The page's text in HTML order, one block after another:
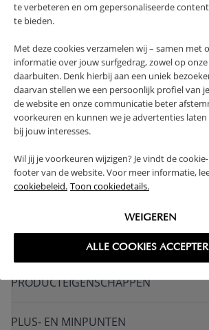
te verbeteren en om gepersonaliseerde
te bieden.
Met deze cookies verzamelen wij – samen met
informatie over jouw surfgedrag, zowel op
daarbuiten. Denk hierbij aan een uniek
daarvan stellen we een persoonlijk profiel van
de website en onze communicatie beter
voorkeuren en kunnen we je advertenties laten
bij jouw interesses.
Wil jij je voorkeuren wijzigen? Je vindt de
footer van de website. Voor meer informatie,
cookiebeleid. Toon cookiedetails.
WEIGEREN
ALLE COOKIES
groter en beweeglijker wordt, vanaf
het moment waarop je kindje
klimmen.
Profiteer van extra voordeel! Dit
verkrijgbaar als eencomplete
waardoor je in één keer alles hebt én
korting. Shop de set en bespaar!
HANDGEMAAKT IN EUROPA
IN HOOGTE VERSTELBAAR
WAARSCHUWING
PRODUCTEIGENSCHAPPEN
PLUS- EN MINPUNTEN